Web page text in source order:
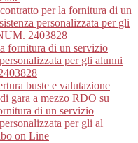
per la fornitura di un
personalizzata per gli
2403828
fornitura di un servizio
per gli alunni
buste e valutazione
gara a mezzo RDO su
di un servizio
per gli al
on Line